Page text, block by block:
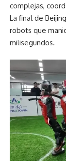
complejas,
La final de
robots que
milisegundos.